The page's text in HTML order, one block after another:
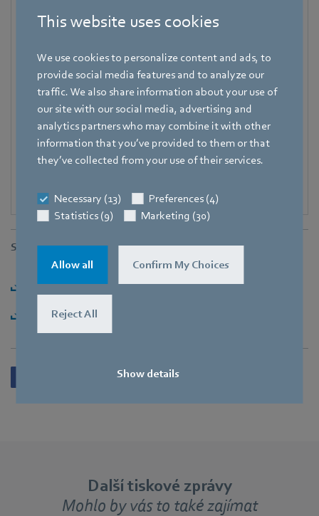
This website uses cookies
We use cookies to personalize content and ads, to
provide social media features and to analyze our
traffic. We also share information about your use of
our site with our social media, advertising and
analytics partners who may combine it with other
information that you’ve provided to them or that
they’ve collected from your use of their services.
Necessary (13)
Preferences (4)
Statistics (9)
Marketing (30)
Allow all Confirm My Choices
Reject All
Show details
Telefon
Fax
+49 7938 81-97006
E-mail
Katrin.Lindner@de.ebmpapst.com
Stahování souborů
Stáhnout [PDF] - 150,32KB
Stáhnout [ZIP] - 2,67MB
Další tiskové zprávy
Mohlo by vás to také zajímat